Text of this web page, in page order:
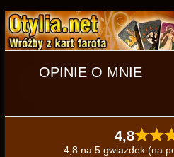
OPINIE O MNIE
4,8
4,8 na 5 gwiazdek (na